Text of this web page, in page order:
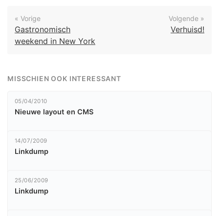
« Vorige
Gastronomisch
weekend in New York
Volgende »
Verhuisd!
MISSCHIEN OOK INTERESSANT
05/04/2010
Nieuwe layout en CMS
14/07/2009
Linkdump
25/06/2009
Linkdump